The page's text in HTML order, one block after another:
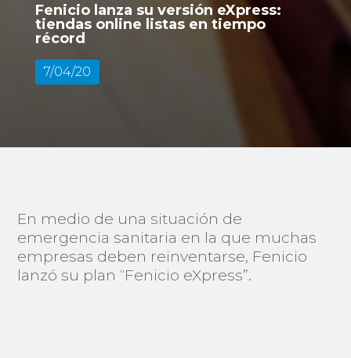
Fenicio lanza su versión eXpress:
tiendas online listas en tiempo
récord
7/04/20
En medio de una situación de
emergencia sanitaria en la que muchas
empresas deben reinventarse, Fenicio
lanzó su plan “Fenicio eXpress”.